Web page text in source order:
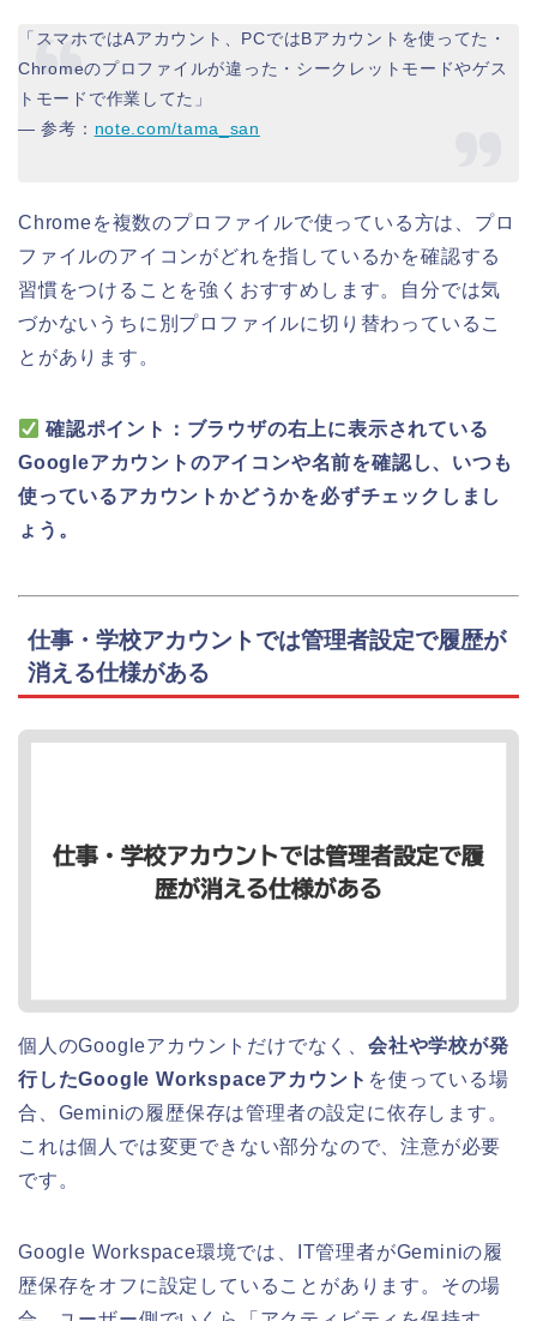
「スマホではAアカウント、PCではBアカウントを使ってた・
Chromeのプロファイルが違った・シークレットモードやゲス
トモードで作業してた」
— 参考： note.com/tama_san
Chromeを複数のプロファイルで使っている方は、プロ
ファイルのアイコンがどれを指しているかを確認する
習慣をつけることを強くおすすめします。自分では気
づかないうちに別プロファイルに切り替わっているこ
とがあります。
確認ポイント：ブラウザの右上に表示されている
Googleアカウントのアイコンや名前を確認し、いつも
使っているアカウントかどうかを必ずチェックしまし
ょう。
仕事・学校アカウントでは管理者設定で履歴が
消える仕様がある
個人のGoogleアカウントだけでなく、 会社や学校が発
行したGoogle Workspaceアカウント を使っている場
合、Geminiの履歴保存は管理者の設定に依存します。
これは個人では変更できない部分なので、注意が必要
です。
Google Workspace環境では、IT管理者がGeminiの履
歴保存をオフに設定していることがあります。その場